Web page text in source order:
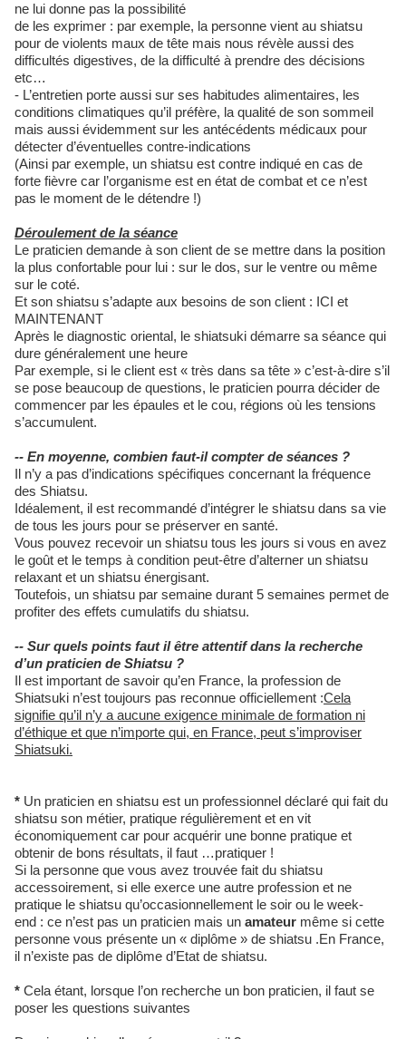
ne lui donne pas la possibilité
de les exprimer : par exemple, la personne vient au shiatsu
pour de violents maux de tête mais nous révèle aussi des
difficultés digestives, de la difficulté à prendre des décisions
etc…
- L’entretien porte aussi sur ses habitudes alimentaires, les
conditions climatiques qu’il préfère, la qualité de son sommeil
mais aussi évidemment sur les antécédents médicaux pour
détecter d’éventuelles contre-indications
(Ainsi par exemple, un shiatsu est contre indiqué en cas de
forte fièvre car l’organisme est en état de combat et ce n’est
pas le moment de le détendre !)
Déroulement de la séance
Le praticien demande à son client de se mettre dans la position
la plus confortable pour lui : sur le dos, sur le ventre ou même
sur le coté.
Et son shiatsu s’adapte aux besoins de son client : ICI et
MAINTENANT
Après le diagnostic oriental, le shiatsuki démarre sa séance qui
dure généralement une heure
Par exemple, si le client est « très dans sa tête » c’est-à-dire s’il
se pose beaucoup de questions, le praticien pourra décider de
commencer par les épaules et le cou, régions où les tensions
s’accumulent.
-- En moyenne, combien faut-il compter de séances ?
Il n’y a pas d’indications spécifiques concernant la fréquence
des Shiatsu.
Idéalement, il est recommandé d’intégrer le shiatsu dans sa vie
de tous les jours pour se préserver en santé.
Vous pouvez recevoir un shiatsu tous les jours si vous en avez
le goût et le temps à condition peut-être d’alterner un shiatsu
relaxant et un shiatsu énergisant.
Toutefois, un shiatsu par semaine durant 5 semaines permet de
profiter des effets cumulatifs du shiatsu.
-- Sur quels points faut il être attentif dans la recherche
d’un praticien de Shiatsu ?
Il est important de savoir qu’en France, la profession de
Shiatsuki n’est toujours pas reconnue officiellement :Cela
signifie qu’il n’y a aucune exigence minimale de formation ni
d’éthique et que n’importe qui, en France, peut s’improviser
Shiatsuki.
* Un praticien en shiatsu est un professionnel déclaré qui fait du
shiatsu son métier, pratique régulièrement et en vit
économiquement car pour acquérir une bonne pratique et
obtenir de bons résultats, il faut …pratiquer !
Si la personne que vous avez trouvée fait du shiatsu
accessoirement, si elle exerce une autre profession et ne
pratique le shiatsu qu’occasionnellement le soir ou le week-
end : ce n’est pas un praticien mais un amateur même si cette
personne vous présente un « diplôme » de shiatsu .En France,
il n’existe pas de diplôme d’Etat de shiatsu.
* Cela étant, lorsque l’on recherche un bon praticien, il faut se
poser les questions suivantes